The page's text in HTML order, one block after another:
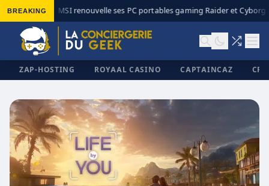
BREAKING◆ MSI renouvelle ses PC portables gaming Raider et Cyborg
ZAP-HOSTING ROYAAL CASINO CAPTAINCAZ